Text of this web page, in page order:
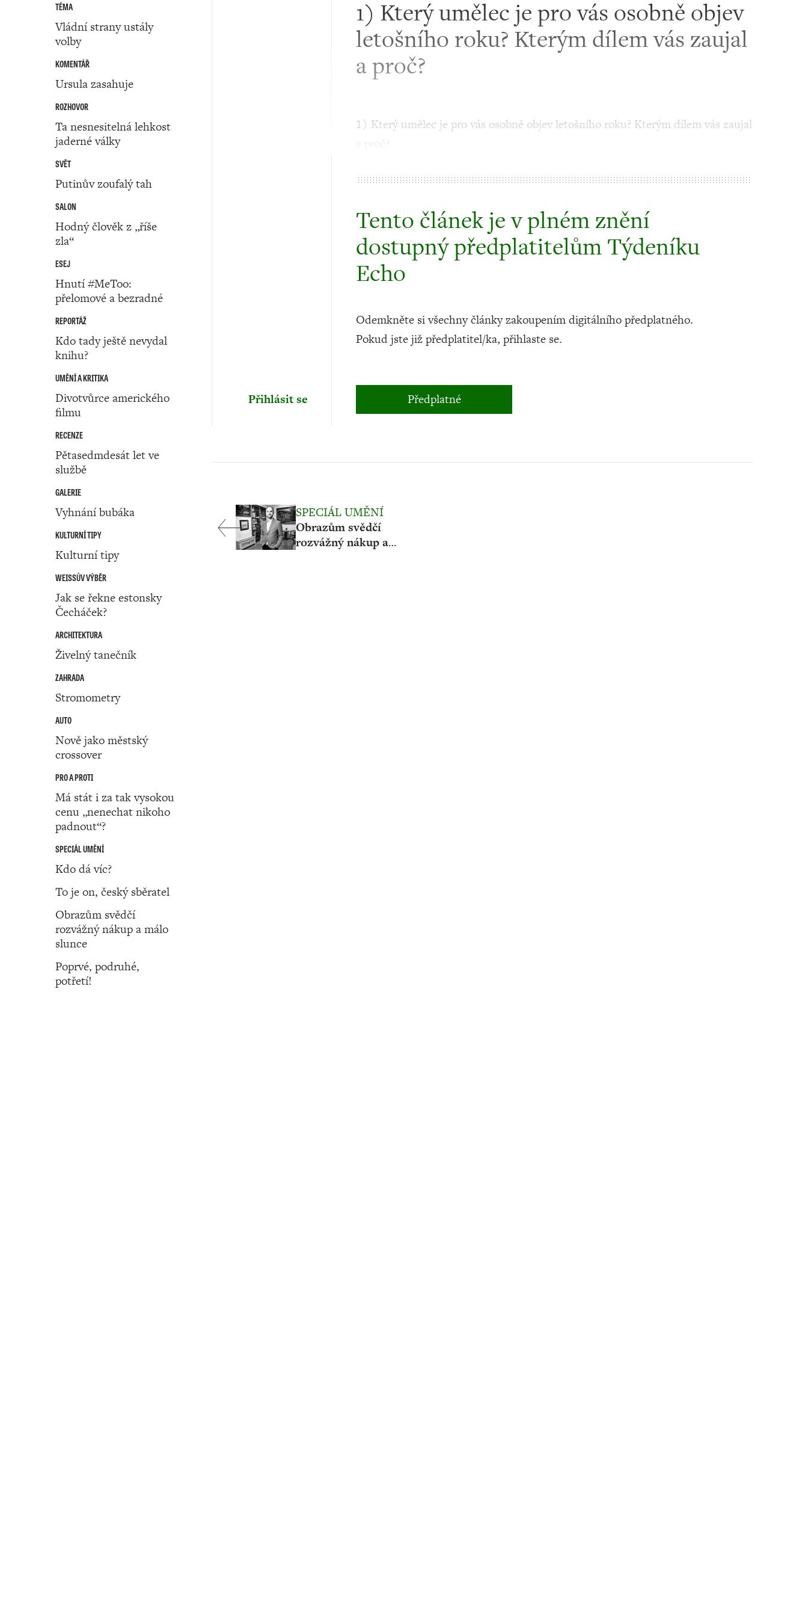
TÉMA
Vládní strany ustály
volby
KOMENTÁŘ
Ursula zasahuje
ROZHOVOR
Ta nesnesitelná lehkost
jaderné války
SVĚT
Putinův zoufalý tah
SALON
Hodný člověk z „říše
zla“
ESEJ
Hnutí #MeToo:
přelomové a bezradné
REPORTÁŽ
Kdo tady ještě nevydal
knihu?
UMĚNÍ A KRITIKA
Divotvůrce amerického
filmu
RECENZE
Pětasedmdesát let ve
službě
GALERIE
Vyhnání bubáka
KULTURNÍ TIPY
Kulturní tipy
WEISSŮV VÝBĚR
Jak se řekne estonsky
Čecháček?
ARCHITEKTURA
Živelný tanečník
ZAHRADA
Stromometry
AUTO
Nově jako městský
crossover
PRO A PROTI
Má stát i za tak vysokou
cenu „nenechat nikoho
padnout“?
SPECIÁL UMĚNÍ
Kdo dá víc?
To je on, český sběratel
Obrazům svědčí
rozvážný nákup a málo
slunce
Poprvé, podruhé,
potřetí!
1) Který umělec je pro vás osobně objev
letošního roku? Kterým dílem vás zaujal
a proč?
1) Který umělec je pro vás osobně objev letošního roku? Kterým dílem vás zaujal
Tento článek je v plném znění
dostupný předplatitelům Týdeníku
Echo
Odemkněte si všechny články zakoupením digitálního předplatného.
Pokud jste již předplatitel/ka, přihlaste se.
Předplatné
Přihlásit se
SPECIÁL UMĚNÍ
Obrazům svědčí
rozvážný nákup a